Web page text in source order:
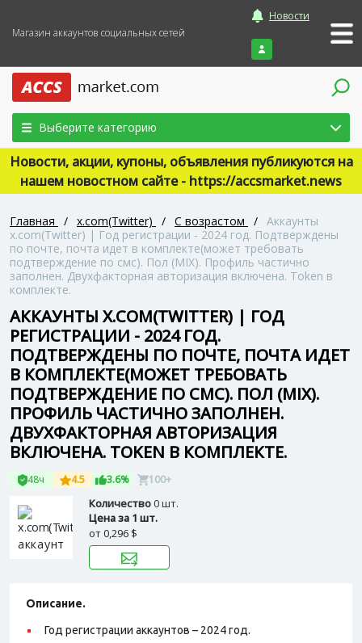
Магазин аккаунтов социальных сетей
Новости
Войти
Выберите категорию
Новости, акции, купоны, объявления публикуются на
нашем новостном сайте - https://accsmarket.news
Главная / x.com(Twitter) / С возрастом / Аккаунты
x.com(Twitter) | Год регистрации - 2024 год. Подтверждены
по почте, почта идет в комплекте(может требовать
подтверждение по смс). Пол (MIX). Профиль частично
заполнен. Двухфакторная авторизация включена. Token в
комплекте.
АККАУНТЫ X.COM(TWITTER) | ГОД
РЕГИСТРАЦИИ - 2024 ГОД.
ПОДТВЕРЖДЕНЫ ПО ПОЧТЕ, ПОЧТА ИДЕТ
В КОМПЛЕКТЕ(МОЖЕТ ТРЕБОВАТЬ
ПОДТВЕРЖДЕНИЕ ПО СМС). ПОЛ (MIX).
ПРОФИЛЬ ЧАСТИЧНО ЗАПОЛНЕН.
ДВУХФАКТОРНАЯ АВТОРИЗАЦИЯ
ВКЛЮЧЕНА. TOKEN В КОМПЛЕКТЕ.
48ч 4.5 3.6% 100+
Количество0 шт.
Цена за 1 шт.
от0,296 $
Описание.
Год регистрации аккаунтов – 2024 год.